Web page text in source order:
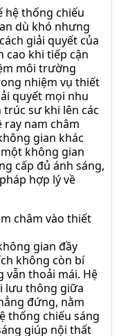
dọc ray
siêu mỏng -
Kinglux
Nối góc
bo ray
siêu
mỏng -Kinglux
Nối góc
vuông
ngang
ray siêu mỏng -
Kinglux
thẳng
mỏng -Kinglux
Nguồn
đúc ray
siêu
mỏng 100-
200W/48VDC-
hệ thống chiếu
dù khó nhưng
giải quyết của
cao khi tiếp cận
môi trường
nhiệm vụ thiết
quyết mọi nhu
trúc sư khi lên các
ray nam châm
gian khác
không gian
cấp đủ ánh sáng,
hợp lý về
gian đầy
không còn bí
vẫn thoải mái. Hệ
lưu thông giữa
đứng, nằm
thống chiếu sáng
giúp nội thất